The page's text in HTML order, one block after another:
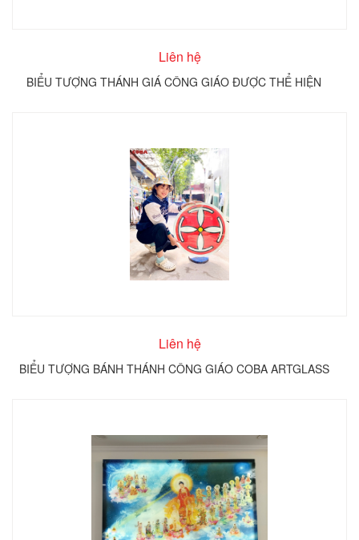
Liên hệ
BIỂU TƯỢNG THÁNH GIÁ CÔNG GIÁO ĐƯỢC THỂ HIỆN
Liên hệ
BIỂU TƯỢNG BÁNH THÁNH CÔNG GIÁO COBA ARTGLASS